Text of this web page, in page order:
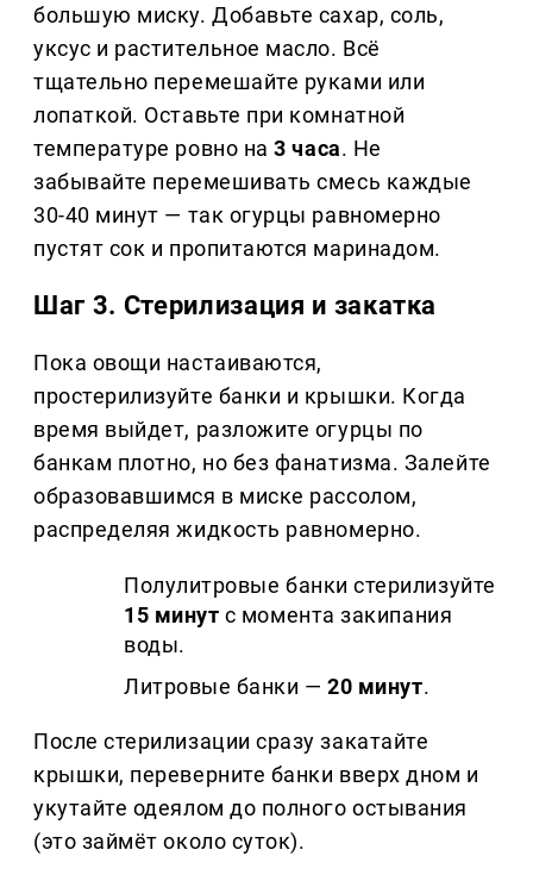
большую миску. Добавьте сахар, соль,
уксус и растительное масло. Всё
тщательно перемешайте руками или
лопаткой. Оставьте при комнатной
температуре ровно на3 часа. Не
забывайте перемешивать смесь каждые
30-40 минут — так огурцы равномерно
пустят сок и пропитаются маринадом.
Шаг 3. Стерилизация и закатка
Пока овощи настаиваются,
простерилизуйте банки и крышки. Когда
время выйдет, разложите огурцы по
банкам плотно, но без фанатизма. Залейте
образовавшимся в миске рассолом,
распределяя жидкость равномерно.
Полулитровые банки стерилизуйте
15 минут с момента закипания
воды.
Литровые банки —20 минут.
После стерилизации сразу закатайте
крышки, переверните банки вверх дном и
укутайте одеялом до полного остывания
(это займёт около суток).